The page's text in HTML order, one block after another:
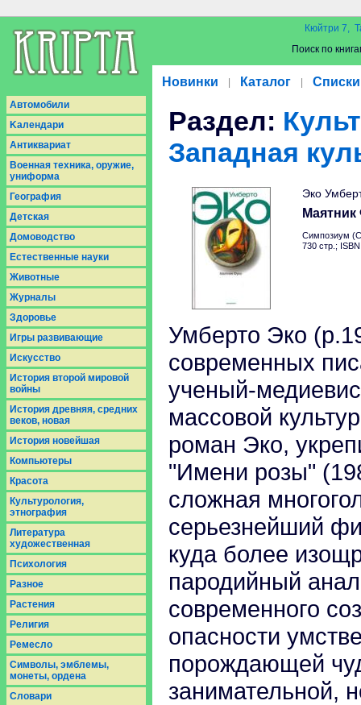
Кюйтри 7,
Поиск по
Новинки Каталог Списки
Aвтомобили
Kалендари
Антиквариат
Военная техника, оружие,
униформа
География
Детская
Домоводство
Естественные науки
Животные
Журналы
Здоровье
Игры развивающие
Искусство
История второй мировой
войны
История древняя, средних
веков, новая
История новейшая
Компьютеры
Красота
Культурология,
этнография
Литература
художественная
Психология
Разное
Растения
Религия
Ремесло
Символы, эмблемы,
монеты, ордена
Словари
Раздел:
Западная
Эко
Маятник
Симпозиум
730 стр.;
Умберто Эко
современных
ученый-
массовой
роман Эко,
"Имени розы"
сложная
серьезнейший
куда более
пародийный
современного
опасности
порождающей
занимательной,